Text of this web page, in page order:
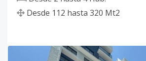
Desde 112 hasta 320 Mt2